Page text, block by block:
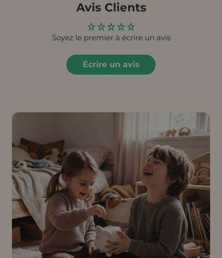
Avis Clients
Soyez le premier à écrire un avis
Écrire un avis